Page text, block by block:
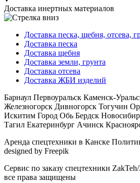
Доставка инертных материалов
Доставка песка, щебня, отсева,
Доставка песка
Доставка щебня
Доставка земли, грунта
Доставка отсева
Доставка ЖБИ изделий
Барнаул Первоуральск Каменск-
Железногорск Дивногорск Тогучин
Искитим Город Обь Бердск
Тагил Екатеринбург Ачинск
Аренда спецтехники в Канске
designed by Freepik
Сервис по заказу спецтехники
все права защищены